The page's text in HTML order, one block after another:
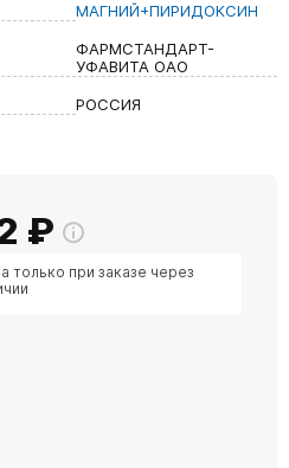
МАГНИЙ+ПИРИДОКСИН
ФАРМСТАНДАРТ-
УФАВИТА ОАО
РОССИЯ
₽
только при заказе через